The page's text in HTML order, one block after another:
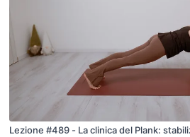
Lezione #489 - La clinica del Plank: